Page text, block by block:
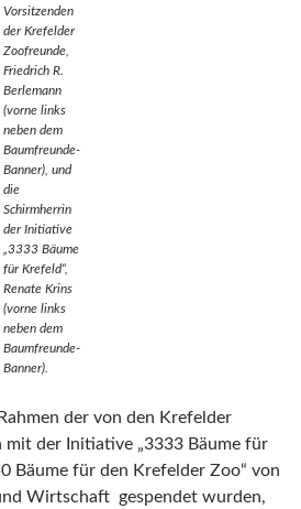
Vorsitzenden
der Krefelder
Zoofreunde,
Friedrich R.
Berlemann
(vorne links
neben dem
Baumfreunde-
Banner), und
die
Schirmherrin
der Initiative
„3333 Bäume
für Krefeld“,
Renate Krins
(vorne links
neben dem
Baumfreunde-
Banner).
der von den Krefelder
der Initiative „3333 Bäume für
Bäume für den Krefelder Zoo“ von
Wirtschaft gespendet wurden,